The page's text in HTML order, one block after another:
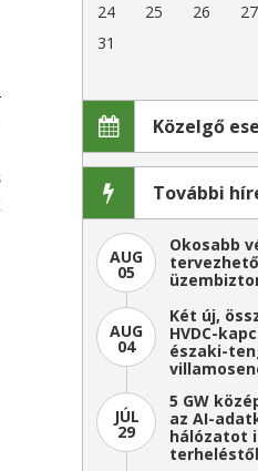
24
25 26 27
31
Közelgő
További
AUG
05
Okosabb
AUG
04
Két új,
HVDC-
északi-
JÚL
29
5 GW
az AI-
hálózatot
terheléstől